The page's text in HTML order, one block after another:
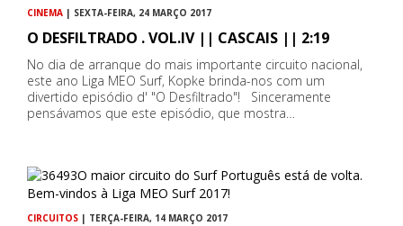
CINEMA | SEXTA-FEIRA, 24 MARÇO 2017
O DESFILTRADO . VOL.IV || CASCAIS || 2:19
No dia de arranque do mais importante circuito nacional,
este ano Liga MEO Surf, Kopke brinda-nos com um
divertido episódio d' "O Desfiltrado"! Sinceramente
pensávamos que este episódio, que mostra…
CIRCUITOS | TERÇA-FEIRA, 14 MARÇO 2017